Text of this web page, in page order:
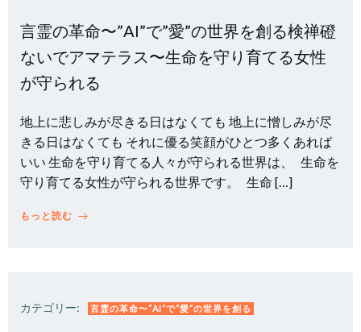
言霊の革命〜”AI”で”愛”の世界を創る検禅磴
ないでアマテラス〜生命を守り育てる女性
が守られる
地上に悲しみが尽きる日はなくても 地上に憎しみが尽
きる日はなくても それに優る笑顔がひとつ多くあれば
いい 生命を守り育てる人々が守られる世界は、 生命を
守り育てる女性が守られる世界です。 生命 […]
もっと読む
カテゴリー: 言霊の革命〜”AI”で”愛”の世界を創る